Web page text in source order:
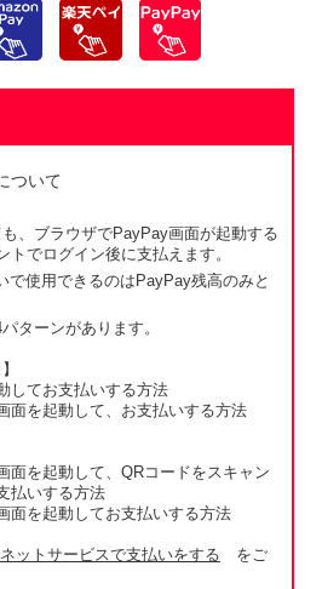
ついて
、ブラウザでPayPay画面が起動する
トでログイン後に支払えます。
で使用できるのはPayPay残高のみと
ターンがあります。
してお支払いする方法
面を起動して、お支払いする方法
面を起動して、QRコードをスキャン
払いする方法
面を起動してお支払いする方法
ットサービスで支払いをする をご